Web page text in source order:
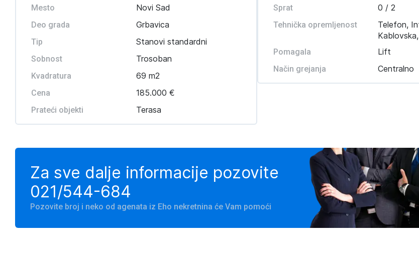
Mesto Novi Sad
Deo grada Grbavica
Tip Stanovi standardni
Sobnost Trosoban
Kvadratura 69 m2
Cena 185.000 €
Prateći objekti Terasa
Sprat 0 / 2
Tehnička opremljenost
Telefon,
Pomagala Lift
Način grejanja Centralno
Za sve dalje informacije pozovite
021/544-684
Pozovite broj i neko od agenata iz Eho nekretnina će Vam pomoći